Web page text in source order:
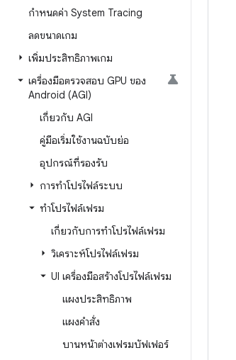
กำหนดค่า System Tracing
ลดขนาดเกม
เพิ่มประสิทธิภาพเกม
เครื่องมือตรวจสอบ GPU ของ
Android (AGI)
เกี่ยวกับ AGI
คู่มือเริ่มใช้งานฉบับย่อ
อุปกรณ์ที่รองรับ
การทำโปรไฟล์ระบบ
ทำโปรไฟล์เฟรม
เกี่ยวกับการทำโปรไฟล์เฟรม
วิเคราะห์โปรไฟล์เฟรม
UI เครื่องมือสร้างโปรไฟล์เฟรม
แผงประสิทธิภาพ
แผงคำสั่ง
บานหน้าต่างเฟรมบัฟเฟอร์